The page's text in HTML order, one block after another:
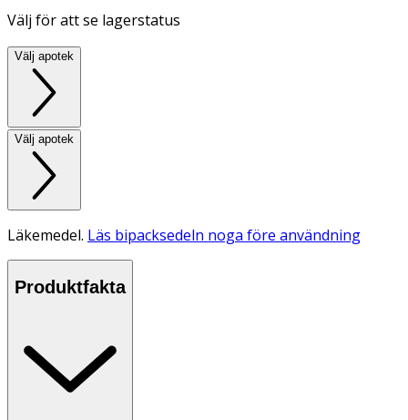
Välj för att se lagerstatus
Välj apotek
Välj apotek
Läkemedel. Läs bipacksedeln noga före användning
Produktfakta